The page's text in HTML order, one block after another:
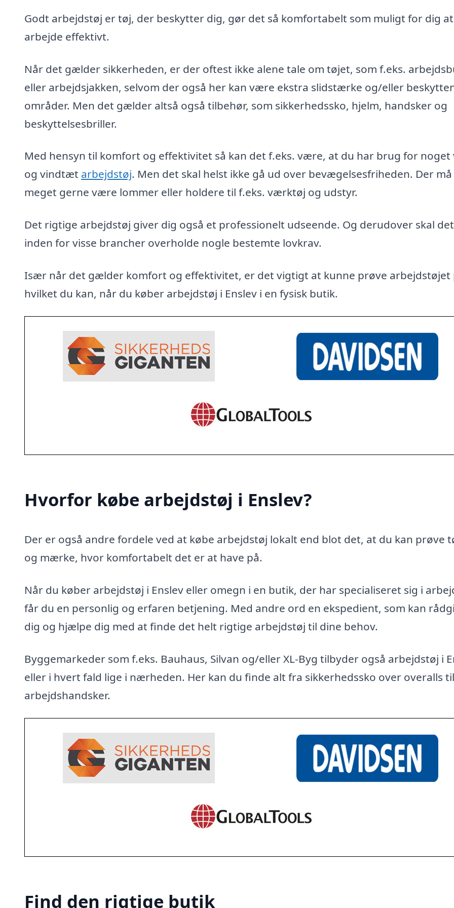
Godt arbejdstøj er tøj, der beskytter dig, gør det så komfortabelt som muligt for dig at
arbejde effektivt.
Når det gælder sikkerheden, er der oftest ikke alene tale om tøjet, som f.eks.
eller arbejdsjakken, selvom der også her kan være ekstra slidstærke og/eller
områder. Men det gælder altså også tilbehør, som sikkerhedssko, hjelm, handsker og
beskyttelsesbriller.
Med hensyn til komfort og effektivitet så kan det f.eks. være, at du har brug for noget
og vindtæt arbejdstøj. Men det skal helst ikke gå ud over bevægelsesfriheden. Der
meget gerne være lommer eller holdere til f.eks. værktøj og udstyr.
Det rigtige arbejdstøj giver dig også et professionelt udseende. Og derudover skal det
inden for visse brancher overholde nogle bestemte lovkrav.
Især når det gælder komfort og effektivitet, er det vigtigt at kunne prøve arbejdstøjet
hvilket du kan, når du køber arbejdstøj i Enslev i en fysisk butik.
Hvorfor købe arbejdstøj i Enslev?
Der er også andre fordele ved at købe arbejdstøj lokalt end blot det, at du kan prøve
og mærke, hvor komfortabelt det er at have på.
Når du køber arbejdstøj i Enslev eller omegn i en butik, der har specialiseret sig i
får du en personlig og erfaren betjening. Med andre ord en ekspedient, som kan
dig og hjælpe dig med at finde det helt rigtige arbejdstøj til dine behov.
Byggemarkeder som f.eks. Bauhaus, Silvan og/eller XL-Byg tilbyder også arbejdstøj i
eller i hvert fald lige i nærheden. Her kan du finde alt fra sikkerhedssko over overalls til
arbejdshandsker.
Find den rigtige butik